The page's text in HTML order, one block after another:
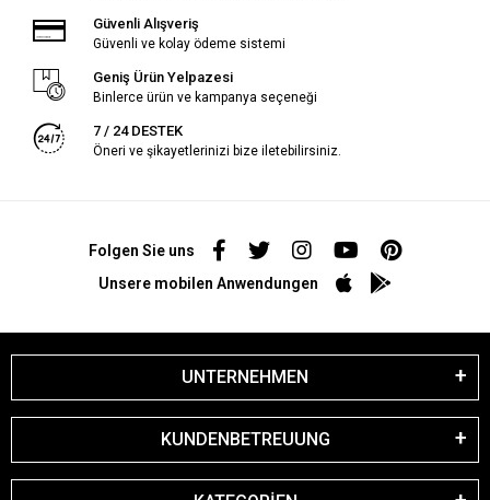
Güvenli Alışveriş
Güvenli ve kolay ödeme sistemi
Geniş Ürün Yelpazesi
Binlerce ürün ve kampanya seçeneği
7 / 24 DESTEK
Öneri ve şikayetlerinizi bize iletebilirsiniz.
Folgen Sie uns
Unsere mobilen Anwendungen
UNTERNEHMEN
KUNDENBETREUUNG